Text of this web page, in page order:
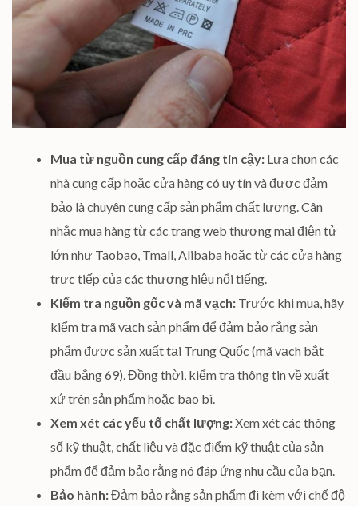
Mua từ nguồn cung cấp đáng tin cậy: Lựa chọn các
nhà cung cấp hoặc cửa hàng có uy tín và được đảm
bảo là chuyên cung cấp sản phẩm chất lượng. Cân
nhắc mua hàng từ các trang web thương mại điện tử
lớn như Taobao, Tmall, Alibaba hoặc từ các cửa hàng
trực tiếp của các thương hiệu nổi tiếng.
Kiểm tra nguồn gốc và mã vạch: Trước khi mua, hãy
kiểm tra mã vạch sản phẩm để đảm bảo rằng sản
phẩm được sản xuất tại Trung Quốc (mã vạch bắt
đầu bằng 69). Đồng thời, kiểm tra thông tin về xuất
xứ trên sản phẩm hoặc bao bì.
Xem xét các yếu tố chất lượng:Xem xét các thông
số kỹ thuật, chất liệu và đặc điểm kỹ thuật của sản
phẩm để đảm bảo rằng nó đáp ứng nhu cầu của bạn.
Bảo hành:Đảm bảo rằng sản phẩm đi kèm với chế độ